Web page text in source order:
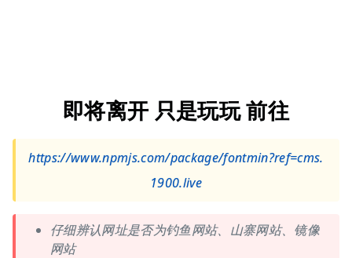
即将离开 只是玩玩 前往
https://www.npmjs.com/package/fontmin?ref=cms.
1900.live
仔细辨认网址是否为钓鱼网站、山寨网站、镜像
网站